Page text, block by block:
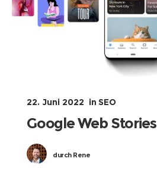
22. Juni 2022 in SEO
Google Web Stories
durchRene